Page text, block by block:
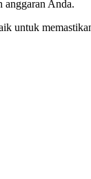
anggaran Anda.
untuk